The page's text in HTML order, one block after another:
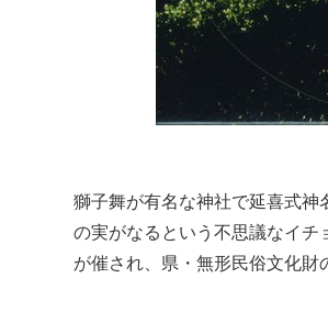
獅子舞が有名な神社で延喜式
の実がなるという不思議なイ
が催され、県・無形民俗文化財